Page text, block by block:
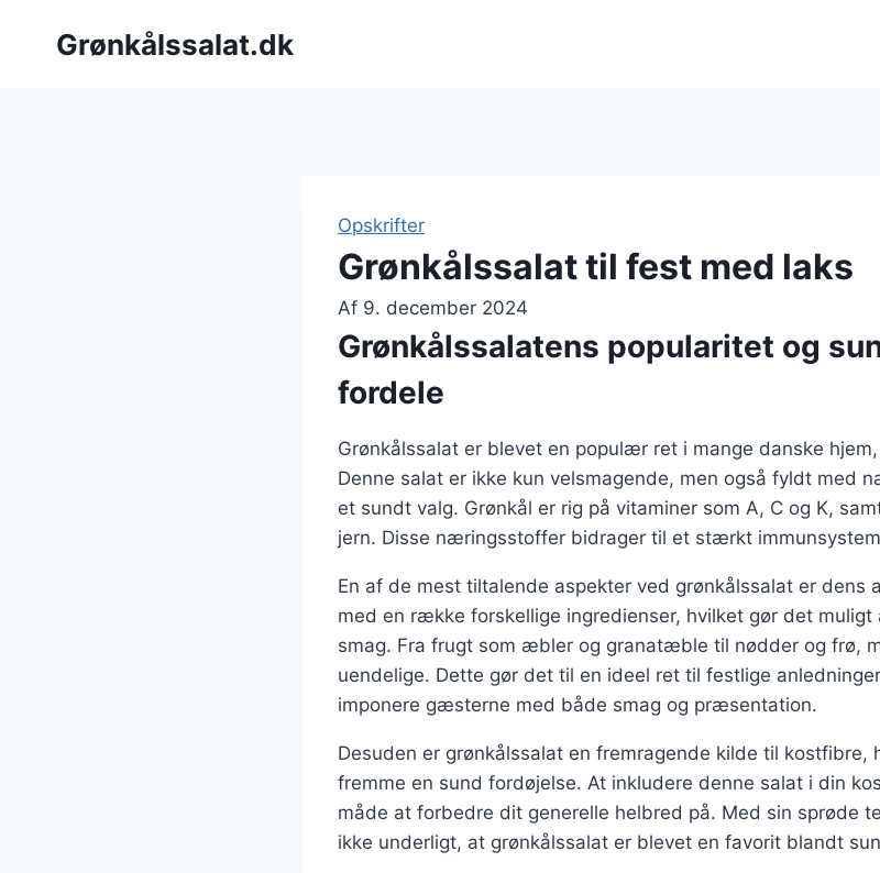
Grønkålssalat.dk
Opskrifter
Grønkålssalat til fest med laks
Af 9. december 2024
Grønkålssalatens popularitet og
fordele
Grønkålssalat er blevet en populær ret i mange danske
Denne salat er ikke kun velsmagende, men også fyldt med
et sundt valg. Grønkål er rig på vitaminer som A, C og K,
jern. Disse næringsstoffer bidrager til et stærkt
En af de mest tiltalende aspekter ved grønkålssalat er dens
med en række forskellige ingredienser, hvilket gør det
smag. Fra frugt som æbler og granatæble til nødder og frø,
uendelige. Dette gør det til en ideel ret til festlige
imponere gæsterne med både smag og præsentation.
Desuden er grønkålssalat en fremragende kilde til
fremme en sund fordøjelse. At inkludere denne salat i din
måde at forbedre dit generelle helbred på. Med sin sprøde
ikke underligt, at grønkålssalat er blevet en favorit blandt